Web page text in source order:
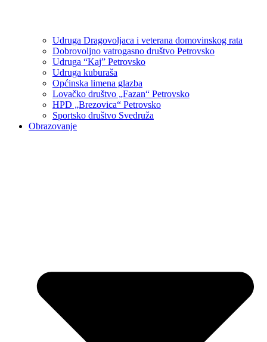
Udruga Dragovoljaca i veterana domovinskog rata
Dobrovoljno vatrogasno društvo Petrovsko
Udruga “Kaj” Petrovsko
Udruga kuburaša
Općinska limena glazba
Lovačko društvo „Fazan“ Petrovsko
HPD „Brezovica“ Petrovsko
Sportsko društvo Svedruža
Obrazovanje